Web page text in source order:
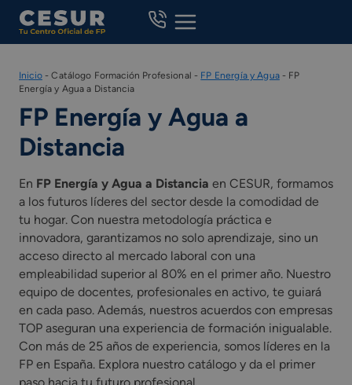
Skip
content
Inicio-Catálogo Formación Profesional - FP Energía y Agua- FP
Energía y Agua a Distancia
FP Energía y Agua a
Distancia
En FP Energía y Agua a Distancia en CESUR, formamos
a los futuros líderes del sector desde la comodidad de
tu hogar. Con nuestra metodología práctica e
innovadora, garantizamos no solo aprendizaje, sino un
acceso directo al mercado laboral con una
empleabilidad superior al 80% en el primer año. Nuestro
equipo de docentes, profesionales en activo, te guiará
en cada paso. Además, nuestros acuerdos con empresas
TOP aseguran una experiencia de formación inigualable.
Con más de 25 años de experiencia, somos líderes en la
FP en España. Explora nuestro catálogo y da el primer